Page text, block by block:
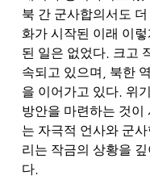
북 간 군사합의서도
화가 시작된 이래 이
된 일은 없었다. 크고
속되고 있으며
북한
을 이어가고 있다. 위
방안을 마련하는 것이
는 자극적 언사와 군
리는 작금의 상황을
다.